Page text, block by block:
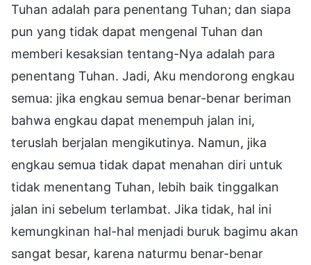
Tuhan adalah para penentang Tuhan; dan siapa
pun yang tidak dapat mengenal Tuhan dan
memberi kesaksian tentang-Nya adalah para
penentang Tuhan. Jadi, Aku mendorong engkau
semua: jika engkau semua benar-benar beriman
bahwa engkau dapat menempuh jalan ini,
teruslah berjalan mengikutinya. Namun, jika
engkau semua tidak dapat menahan diri untuk
tidak menentang Tuhan, lebih baik tinggalkan
jalan ini sebelum terlambat. Jika tidak, hal ini
kemungkinan hal-hal menjadi buruk bagimu akan
sangat besar, karena naturmu benar-benar